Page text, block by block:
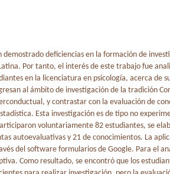
demostrado deficiencias en la formación de
Por tanto, el interés de este trabajo fue
en la licenciatura en psicología, acerca de
al ámbito de investigación de la tradición
y contrastar con la evaluación de
Esta investigación es de tipo no
voluntariamente 82 estudiantes, se
autoevaluativas y 21 de conocimientos. La
del software formularios de Google. Para el
Como resultado, se encontró que los